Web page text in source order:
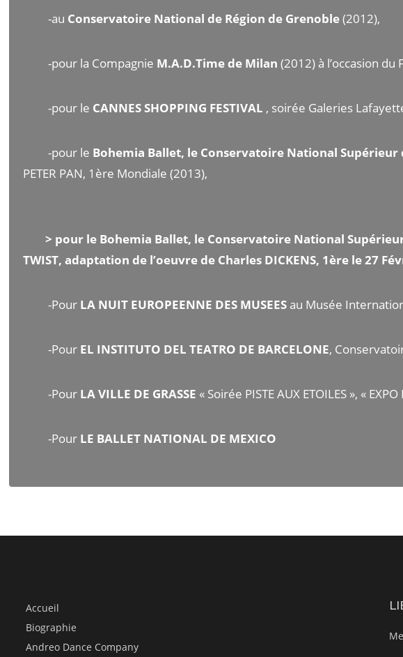
-au Conservatoire National de Région de Grenoble(2012),
-pour la Compagnie M.A.D.Time de Milan (2012) à l’occasion du
-pour le CANNES SHOPPING FESTIVAL , soirée Galeries
-pour le Bohemia Ballet, le Conservatoire National Supérieur
PETER PAN, 1ère Mondiale (2013),
> pour le Bohemia Ballet, le Conservatoire National Supérieur
TWIST, adaptation de l’oeuvre de Charles DICKENS, 1ère le 27
-Pour LA NUIT EUROPEENNE DES MUSEES au Musée
-Pour EL INSTITUTO DEL TEATRO DE BARCELONE,
-Pour LA VILLE DE GRASSE « Soirée PISTE AUX ETOILES », « EXPO
-Pour LE BALLET NATIONAL DE MEXICO
Accueil
Biographie
Andreo Dance Company